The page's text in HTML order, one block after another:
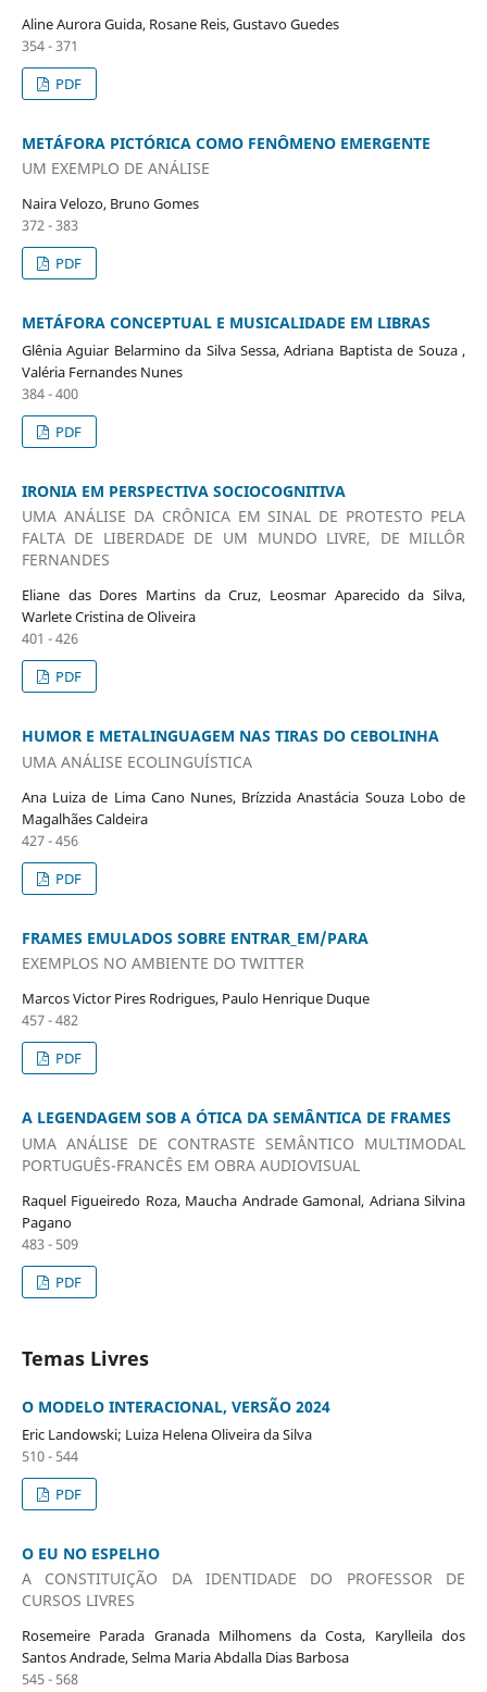
Aline Aurora Guida, Rosane Reis, Gustavo Guedes
354 - 371
PDF
METÁFORA PICTÓRICA COMO FENÔMENO EMERGENTE
UM EXEMPLO DE ANÁLISE
Naira Velozo, Bruno Gomes
372 - 383
PDF
METÁFORA CONCEPTUAL E MUSICALIDADE EM LIBRAS
Glênia Aguiar Belarmino da Silva Sessa, Adriana Baptista de Souza ,
Valéria Fernandes Nunes
384 - 400
PDF
IRONIA EM PERSPECTIVA SOCIOCOGNITIVA
UMA ANÁLISE DA CRÔNICA EM SINAL DE PROTESTO PELA
FALTA DE LIBERDADE DE UM MUNDO LIVRE, DE MILLÔR
FERNANDES
Eliane das Dores Martins da Cruz, Leosmar Aparecido da Silva,
Warlete Cristina de Oliveira
401 - 426
PDF
HUMOR E METALINGUAGEM NAS TIRAS DO CEBOLINHA
UMA ANÁLISE ECOLINGUÍSTICA
Ana Luiza de Lima Cano Nunes, Brízzida Anastácia Souza Lobo de
Magalhães Caldeira
427 - 456
PDF
FRAMES EMULADOS SOBRE ENTRAR_EM/PARA
EXEMPLOS NO AMBIENTE DO TWITTER
Marcos Victor Pires Rodrigues, Paulo Henrique Duque
457 - 482
PDF
A LEGENDAGEM SOB A ÓTICA DA SEMÂNTICA DE FRAMES
UMA ANÁLISE DE CONTRASTE SEMÂNTICO MULTIMODAL
PORTUGUÊS-FRANCÊS EM OBRA AUDIOVISUAL
Raquel Figueiredo Roza, Maucha Andrade Gamonal, Adriana Silvina
Pagano
483 - 509
PDF
Temas Livres
O MODELO INTERACIONAL, VERSÃO 2024
Eric Landowski; Luiza Helena Oliveira da Silva
510 - 544
PDF
O EU NO ESPELHO
A CONSTITUIÇÃO DA IDENTIDADE DO PROFESSOR DE
CURSOS LIVRES
Rosemeire Parada Granada Milhomens da Costa, Karylleila dos
Santos Andrade, Selma Maria Abdalla Dias Barbosa
545 - 568